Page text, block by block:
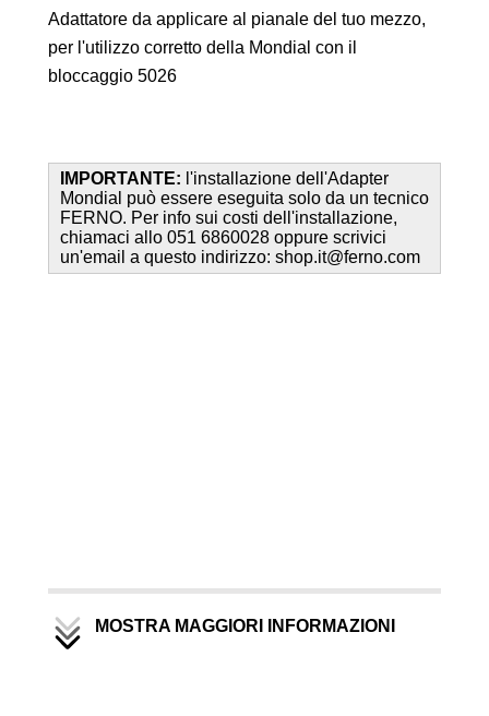
Adattatore da applicare al pianale del tuo mezzo,
per l'utilizzo corretto della Mondial con il
bloccaggio 5026
IMPORTANTE: l'installazione dell'Adapter
Mondial può essere eseguita solo da un tecnico
FERNO. Per info sui costi dell'installazione,
chiamaci allo 051 6860028 oppure scrivici
un'email a questo indirizzo: shop.it@ferno.com
MOSTRA MAGGIORI INFORMAZIONI